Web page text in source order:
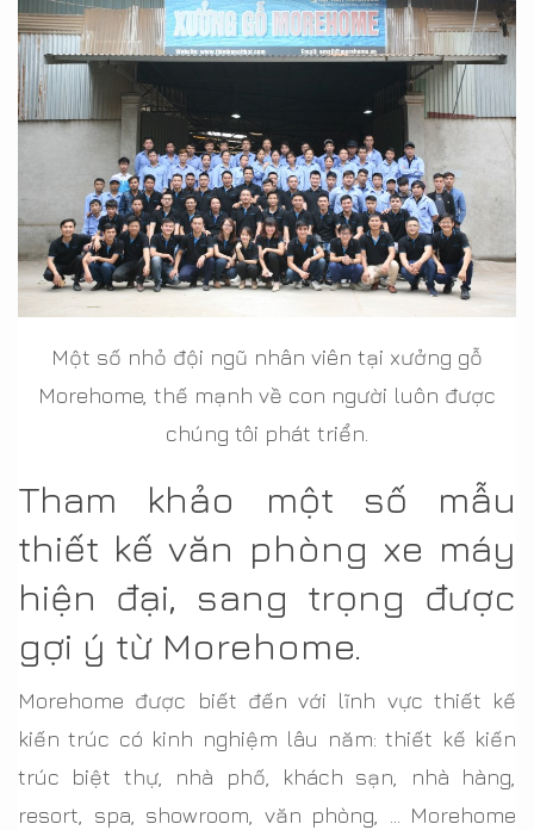
Một số nhỏ đội ngũ nhân viên tại xưởng gỗ
Morehome, thế mạnh về con người luôn được
chúng tôi phát triển.
Tham khảo một số mẫu
thiết kế văn phòng xe máy
hiện đại, sang trọng được
gợi ý từ Morehome.
Morehome được biết đến với lĩnh vực thiết kế
kiến trúc có kinh nghiệm lâu năm: thiết kế kiến
trúc biệt thự, nhà phố, khách sạn, nhà hàng,
resort, spa, showroom, văn phòng, … Morehome